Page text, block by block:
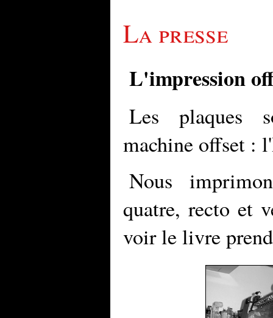
La presse
L'impression
Les plaques
machine offset :
Nous
quatre, recto et
voir le livre